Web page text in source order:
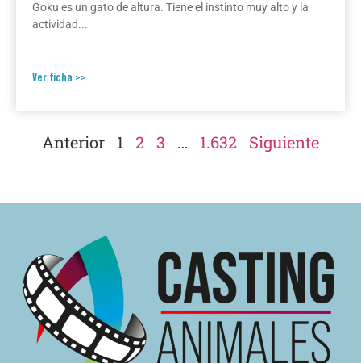
Goku es un gato de altura. Tiene el instinto muy alto y la
actividad...
Ver ficha >>
Anterior 1 2 3 … 1.632 Siguiente